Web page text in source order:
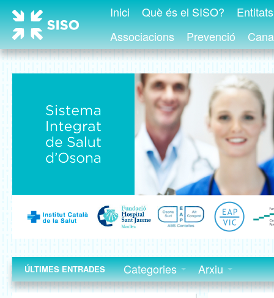
Inici Què és el SISO?
Associacions
Prevenció
ÚLTIMES ENTRADES Categories Arxiu